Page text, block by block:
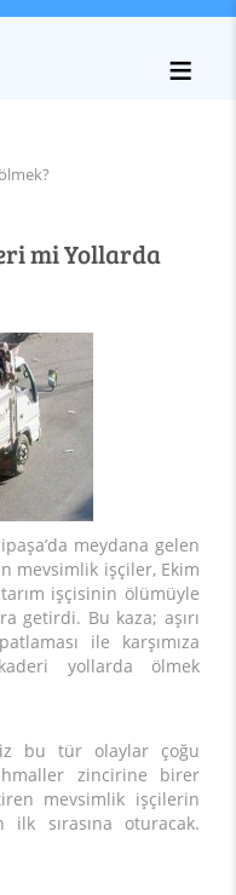
mi Yollarda
meydana gelen
mevsimlik işçiler, Ekim
işçisinin ölümüyle
getirdi. Bu kaza; aşırı
ile karşımıza
yollarda ölmek
bu tür olaylar çoğu
zincirine birer
mevsimlik işçilerin
ilk sırasına oturacak.